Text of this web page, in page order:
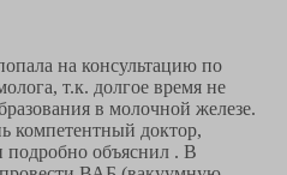
на консультацию по
т.к. долгое время не
в молочной железе.
компетентный доктор,
подробно объяснил . В